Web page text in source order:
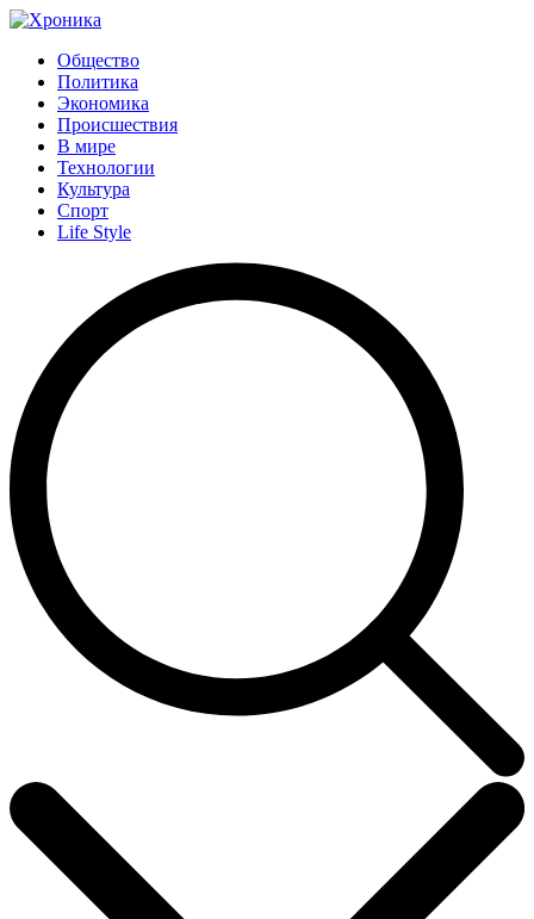
Общество
Политика
Экономика
Происшествия
В мире
Технологии
Культура
Спорт
Life Style